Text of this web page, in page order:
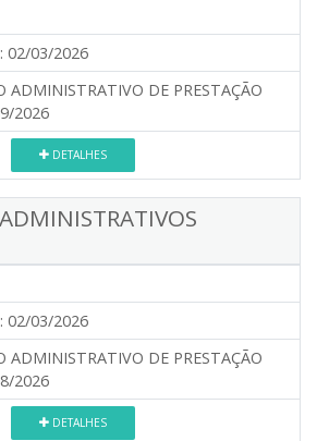
02/03/2026
ADMINISTRATIVO DE PRESTAÇÃO
2026
DETALHES
02/03/2026
ADMINISTRATIVO DE PRESTAÇÃO
2026
DETALHES